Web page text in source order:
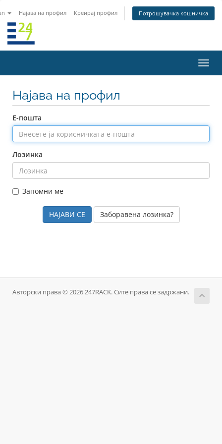
Најава на профил Креирај профил Потрошувачка кошничка
ја
Најава на профил
Е-пошта
Лозинка
Запомни ме
Заборавена лозинка?
Авторски права © 2026 247RACK. Сите права се задржани.